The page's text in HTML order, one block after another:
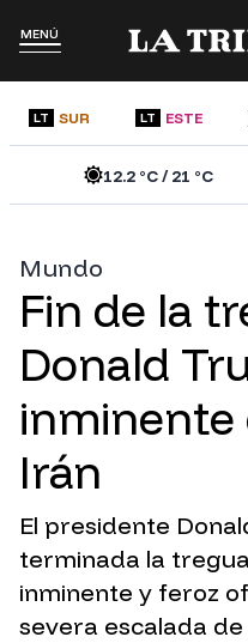
MENÚ
LT SUR LT ESTE
12.2 °C /21 °C
Mundo
Fin de la
Donald
inminente
Irán
El presidente
terminada la
inminente y feroz
severa escalada